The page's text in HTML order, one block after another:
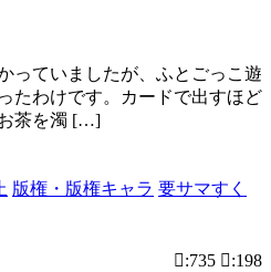
っていましたが、ふとごっこ遊
たわけです。カードで出すほど
茶を濁 […]
版権・版権キャラ 要サマすく
:735
:198